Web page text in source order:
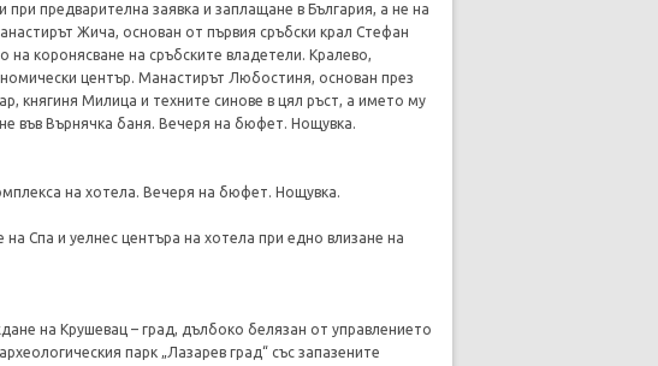
предварителна заявка и заплащане в България, а не на
Жича, основан от първия сръбски крал Стефан
на коронясване на сръбските владетели. Кралево,
център. Манастирът Любостиня, основан през
княгиня Милица и техните синове в цял ръст, а името му
във Върнячка баня. Вечеря на бюфет. Нощувка.
на хотела. Вечеря на бюфет. Нощувка.
Спа и уелнес центъра на хотела при едно влизане на
на Крушевац – град, дълбоко белязан от управлението
парк „Лазарев град“ със запазените